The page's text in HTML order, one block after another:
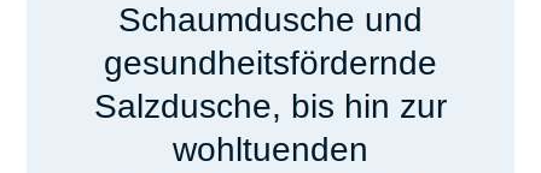
Schaumdusche und
gesundheitsfördernde
Salzdusche, bis hin zur
wohltuenden